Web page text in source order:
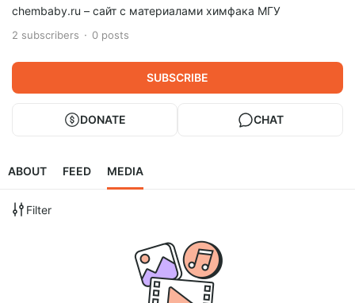
chembaby.ru – сайт с материалами химфака МГУ
2 subscribers 0 posts
SUBSCRIBE
DONATE CHAT
ABOUT FEED MEDIA
Filter